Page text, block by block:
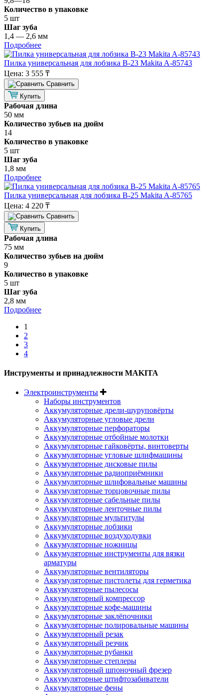
Количество в упаковке
5 шт
Шаг зуба
1,4 — 2,6 мм
Подробнее
Пилка универсальная для лобзика B-23 Makita A-85743
Цена: 3 555 ₸
Cравнить
Купить
Рабочая длина
50 мм
Количество зубьев на дюйм
14
Количество в упаковке
5 шт
Шаг зуба
1,8 мм
Подробнее
Пилка универсальная для лобзика B-25 Makita A-85765
Цена: 4 220 ₸
Cравнить
Купить
Рабочая длина
75 мм
Количество зубьев на дюйм
9
Количество в упаковке
5 шт
Шаг зуба
2,8 мм
Подробнее
1
2
3
4
Инструменты и принадлежности MAKITA
Электроинструменты
Наборы инструментов
Аккумуляторные дрели-шуруповёрты
Аккумуляторные угловые дрели
Аккумуляторные перфораторы
Аккумуляторные отбойные молотки
Аккумуляторные гайковёрты, винтоверты
Аккумуляторные угловые шлифмашины
Аккумуляторные дисковые пилы
Аккумуляторные радиоприёмники
Аккумуляторные шлифовальные машины
Аккумуляторные торцовочные пилы
Аккумуляторные сабельные пилы
Аккумуляторные ленточные пилы
Аккумуляторные мультитулы
Аккумуляторные лобзики
Аккумуляторные воздуходувки
Аккумуляторные ножницы
Аккумуляторные инструменты для вязки
арматуры
Аккумуляторные вентиляторы
Аккумуляторные пистолеты для герметика
Аккумуляторные пылесосы
Аккумуляторный компрессор
Аккумуляторные кофе-машины
Аккумуляторные заклёпочники
Аккумуляторные полировальные машины
Аккумуляторный резак
Аккумуляторный резчик
Аккумуляторные рубанки
Аккумуляторные степлеры
Аккумуляторный шпоночный фрезер
Аккумуляторные штифтозабиватели
Аккумуляторные фены